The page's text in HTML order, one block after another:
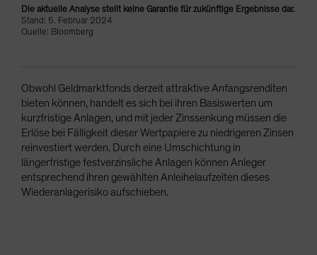
Die aktuelle Analyse stellt keine Garantie für zukünftige Ergebnisse dar.
Stand: 5. Februar 2024
Quelle: Bloomberg
Obwohl Geldmarktfonds derzeit attraktive Anfangsrenditen
bieten können, handelt es sich bei ihren Basiswerten um
kurzfristige Anlagen, und mit jeder Zinssenkung müssen die
Erlöse bei Fälligkeit dieser Wertpapiere zu niedrigeren Zinsen
reinvestiert werden. Durch eine Umschichtung in
längerfristige festverzinsliche Anlagen können Anleger
entsprechend ihren gewählten Anleihelaufzeiten dieses
Wiederanlagerisiko aufschieben.